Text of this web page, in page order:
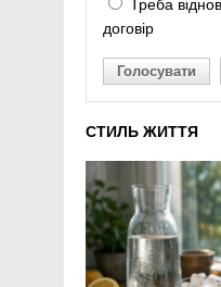
Треба
договір
Голосувати
СТИЛЬ ЖИТТЯ